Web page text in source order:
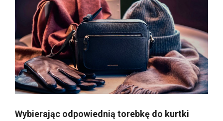
Wybierając odpowiednią torebkę do kurtki